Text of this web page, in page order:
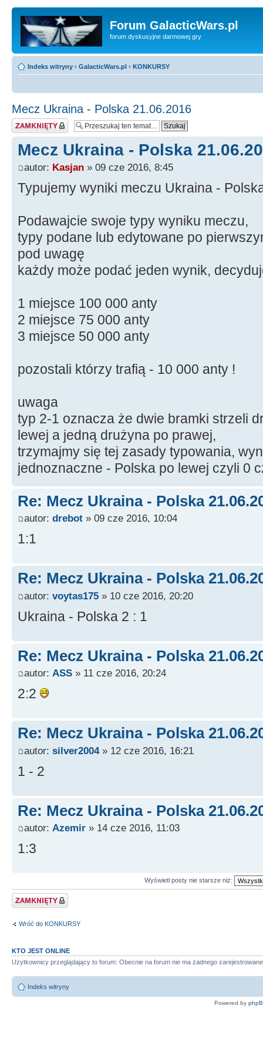
Forum GalacticWars.pl
forum dyskusyjne darmowej gry
Indeks witryny ‹ GalacticWars.pl ‹ KONKURSY
Mecz Ukraina - Polska 21.06.2016
Temat zamknięty
Mecz Ukraina - Polska
autor: Kasjan » 09 cze 2016, 8:45
Typujemy wyniki meczu Ukraina -
Podawajcie swoje typy wyniku meczu,
typy podane lub edytowane po
pod uwagę
każdy może podać jeden wynik,
1 miejsce 100 000 anty
2 miejsce 75 000 anty
3 miejsce 50 000 anty
pozostali którzy trafią - 10 000 anty !
uwaga
typ 2-1 oznacza że dwie bramki strzeli
lewej a jedną drużyna po prawej,
trzymajmy się tej zasady typowania,
jednoznaczne - Polska po lewej czyli 0
Re: Mecz Ukraina - Polska
autor: drebot » 09 cze 2016, 10:04
1:1
Re: Mecz Ukraina - Polska
autor: voytas175 » 10 cze 2016, 20:20
Ukraina - Polska 2 : 1
Re: Mecz Ukraina - Polska
autor: ASS » 11 cze 2016, 20:24
2:2
Re: Mecz Ukraina - Polska
autor: silver2004» 12 cze 2016, 16:21
1 - 2
Re: Mecz Ukraina - Polska
autor: Azemir » 14 cze 2016, 11:03
1:3
Wyświetl posty nie starsze niż:
Temat zamknięty
Wróć do KONKURSY
KTO JEST ONLINE
Użytkownicy przeglądający to forum: Obecnie na forum nie ma żadnego
Indeks witryny
Powered by